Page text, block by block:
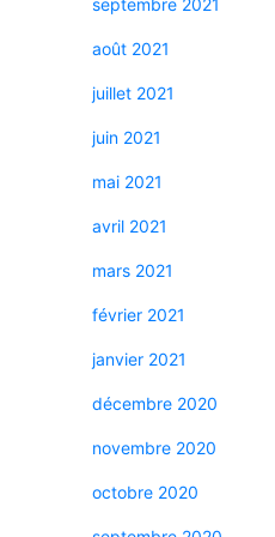
septembre 2021
août 2021
juillet 2021
juin 2021
mai 2021
avril 2021
mars 2021
février 2021
janvier 2021
décembre 2020
novembre 2020
octobre 2020